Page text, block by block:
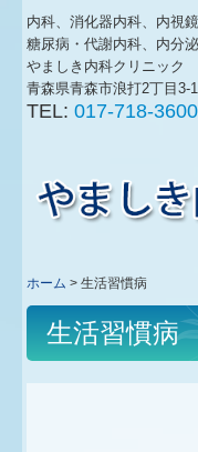
ホーム
診療のご案内
生活習慣病
施設・設備紹介
内科、消化器内科、内視
糖尿病・代謝内科、内分
やましき内科クリニック
青森県青森市浪打2丁目3-1
TEL:017-718-3600
ホーム 生活習慣病
生活習慣病